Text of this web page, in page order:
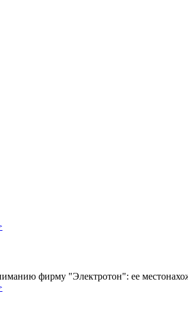
фирму "Электротон": ее